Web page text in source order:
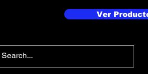
Ver